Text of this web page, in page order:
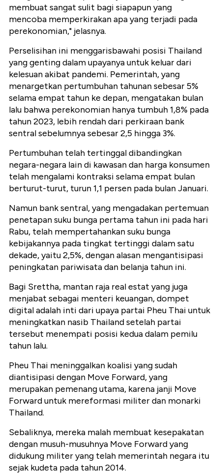
membuat sangat sulit bagi siapapun yang
mencoba memperkirakan apa yang terjadi pada
perekonomian," jelasnya.
Perselisihan ini menggarisbawahi posisi Thailand
yang genting dalam upayanya untuk keluar dari
kelesuan akibat pandemi. Pemerintah, yang
menargetkan pertumbuhan tahunan sebesar 5%
selama empat tahun ke depan, mengatakan bulan
lalu bahwa perekonomian hanya tumbuh 1,8% pada
tahun 2023, lebih rendah dari perkiraan bank
sentral sebelumnya sebesar 2,5 hingga 3%.
Pertumbuhan telah tertinggal dibandingkan
negara-negara lain di kawasan dan harga konsumen
telah mengalami kontraksi selama empat bulan
berturut-turut, turun 1,1 persen pada bulan Januari.
Namun bank sentral, yang mengadakan pertemuan
penetapan suku bunga pertama tahun ini pada hari
Rabu, telah mempertahankan suku bunga
kebijakannya pada tingkat tertinggi dalam satu
dekade, yaitu 2,5%, dengan alasan mengantisipasi
peningkatan pariwisata dan belanja tahun ini.
Bagi Srettha, mantan raja real estat yang juga
menjabat sebagai menteri keuangan, dompet
digital adalah inti dari upaya partai Pheu Thai untuk
meningkatkan nasib Thailand setelah partai
tersebut menempati posisi kedua dalam pemilu
tahun lalu.
Pheu Thai meninggalkan koalisi yang sudah
diantisipasi dengan Move Forward, yang
merupakan pemenang utama, karena janji Move
Forward untuk mereformasi militer dan monarki
Thailand.
Sebaliknya, mereka malah membuat kesepakatan
dengan musuh-musuhnya Move Forward yang
didukung militer yang telah memerintah negara itu
sejak kudeta pada tahun 2014.